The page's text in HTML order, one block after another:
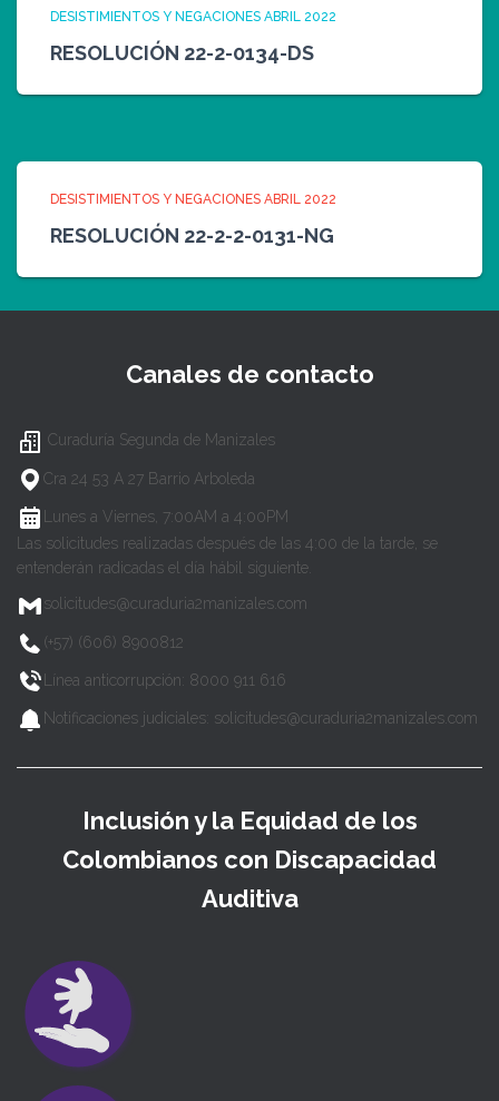
DESISTIMIENTOS Y NEGACIONES ABRIL 2022
RESOLUCIÓN 22-2-0134-DS
DESISTIMIENTOS Y NEGACIONES ABRIL 2022
RESOLUCIÓN 22-2-2-0131-NG
Canales de contacto
Curaduría Segunda de Manizales
Cra 24 53 A 27 Barrio Arboleda
Lunes a Viernes, 7:00AM a 4:00PM
Las solicitudes realizadas después de las 4:00 de la tarde, se
entenderán radicadas el día hábil siguiente.
solicitudes@curaduria2manizales.com
(+57) (606) 8900812
Línea anticorrupción: 8000 911 616
Notificaciones judiciales: solicitudes@curaduria2manizales.com
Inclusión y la Equidad de los
Colombianos con Discapacidad
Auditiva